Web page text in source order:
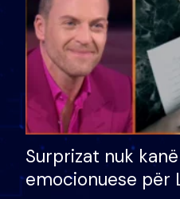
Surprizat nuk
emocionuese për